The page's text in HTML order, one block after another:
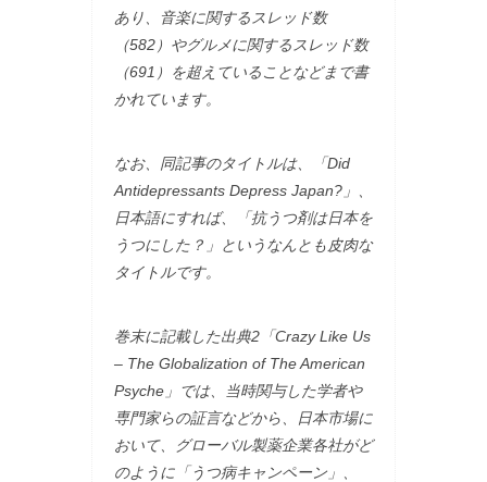
あり、音楽に関するスレッド数
（582）やグルメに関するスレッド数
（691）を超えていることなどまで書
かれています。
なお、同記事のタイトルは、「Did
Antidepressants Depress Japan?」、
日本語にすれば、「抗うつ剤は日本を
うつにした？」というなんとも皮肉な
タイトルです。
巻末に記載した出典2「Crazy Like Us
– The Globalization of The American
Psyche」では、当時関与した学者や
専門家らの証言などから、日本市場に
おいて、グローバル製薬企業各社がど
のように「うつ病キャンペーン」、